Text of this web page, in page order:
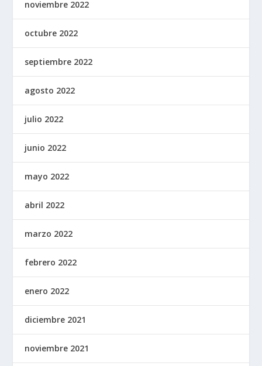
noviembre 2022
octubre 2022
septiembre 2022
agosto 2022
julio 2022
junio 2022
mayo 2022
abril 2022
marzo 2022
febrero 2022
enero 2022
diciembre 2021
noviembre 2021